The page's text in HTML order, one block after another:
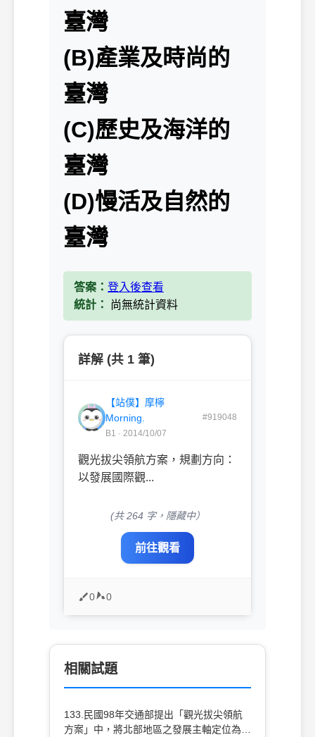
臺灣
(B)產業及時尚的
臺灣
(C)歷史及海洋的
臺灣
(D)慢活及自然的
臺灣
答案： 登入後查看
統計：
尚無統計資料
詳解 (共 1 筆)
【站僕】摩檸
Morning.
B1 · 2014/10/07
#919048
觀光拔尖領航方案，規劃方向：
以發展國際觀...
(共 264 字，隱藏中）
前往觀看
0 0
相關試題
133.民國98年交通部提出「觀光拔尖領航
方案」中，將北部地區之發展主軸定位為：